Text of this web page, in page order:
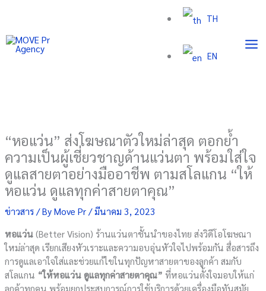
content
TH
EN
“หอแว่น” ส่งโฆษณาตัวใหม่ล่าสุด ตอกย้ำ
ความเป็นผู้เชี่ยวชาญด้านแว่นตา พร้อมใส่ใจ
ดูแลสายตาอย่างมืออาชีพ ตามสโลแกน “ให้
หอแว่น ดูแลทุกค่าสายตาคุณ”
ข่าวสาร/ ByMove Pr/มีนาคม 3, 2023
หอแว่น(Better Vision) ร้านแว่นตาชั้นนำของไทย ส่งวิดีโอโฆษณา
ใหม่ล่าสุด เรียกเสียงหัวเราะและความอบอุ่นหัวใจไปพร้อมกัน สื่อสารถึง
การดูแลเอาใจใส่และช่วยแก้ไขในทุกปัญหาสายตาของลูกค้า สมกับ
สโลแกน “ให้หอแว่น ดูแลทุกค่าสายตาคุณ” ที่หอแว่นตั้งใจมอบให้แก่